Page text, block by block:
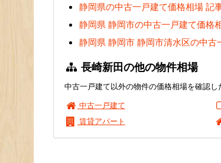
静岡県の中古一戸建て価格相場 記
静岡県 静岡市の中古一戸建て価格
静岡県 静岡市 静岡市清水区の中古
長崎新田の他の物件相場
中古一戸建て以外の物件の価格相場を確認し
中古一戸建て
賃貸アパート